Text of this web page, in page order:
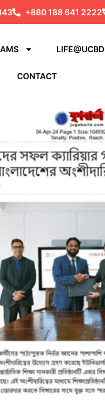
+880 188 641 2222
LIFE@UCBD
CONTACT